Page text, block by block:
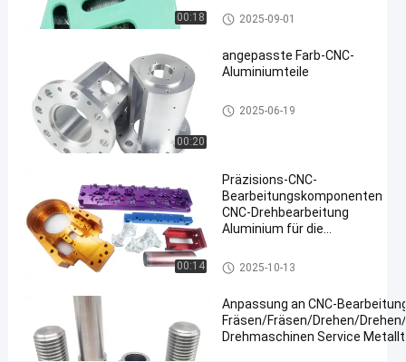
5 Achsen
CNC-
Teile für CNC-
Automatisierung
#
6040
o
h
00:18 Teile für CNC-Fräsen
2025-09-01
00:20
angepasste Farb-CNC-
Aluminiumteile
cnc-Aluminiumteile
2025-06-19
00:14
Präzisions-CNC-
Bearbeitungskomponenten
CNC-Drehbearbeitung
Aluminium für die
cnc-Aluminiumteile
2025-10-13
Anpassung an CNC-
Fräsen/Fräsen/Drehen/
Drehmaschinen Service